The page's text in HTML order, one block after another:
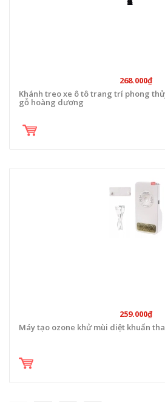
268.000₫
Khánh treo xe ô tô trang trí phong
gỗ hoàng dương
259.000₫
Máy tạo ozone khử mùi diệt khuẩn